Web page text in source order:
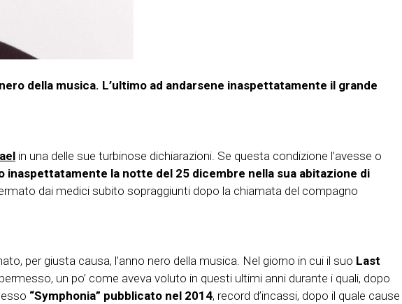
della musica. L’ultimo ad andarsene inaspettatamente il grande
in una delle sue turbinose dichiarazioni. Se questa condizione l’avesse o
inaspettatamente la notte del 25 dicembre nella sua abitazione di
dai medici subito sopraggiunti dopo la chiamata del compagno
per giusta causa, l’anno nero della musica. Nel giorno in cui il suo Last
un po’ come aveva voluto in questi ultimi anni durante i quali, dopo
“Symphonia” pubblicato nel 2014, record d’incassi, dopo il quale cause